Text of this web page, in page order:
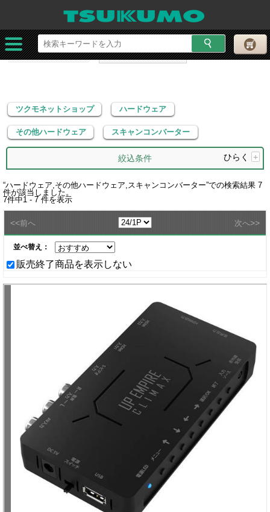
ツクモネットショップ
ハードウェア
その他ハードウェア
スキャンコンバーター
ツクモネットショップ ハードウェア
その他ハードウェア スキャンコンバーター
絞込条件 ひらく +
“ハードウェア,その他ハードウェア,スキャンコンバーター”での検索結果 7
件が該当しました。
7件中1 - 7 件を表示
<<前へ 次へ>>
並べ替え：
販売終了商品を表示しない